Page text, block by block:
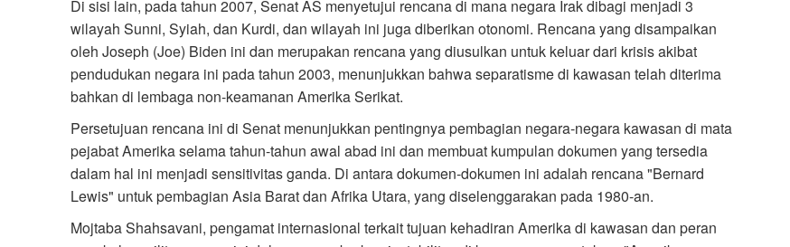
Di sisi lain, pada tahun 2007, Senat AS menyetujui rencana di mana negara Irak dibagi menjadi 3
wilayah Sunni, Syiah, dan Kurdi, dan wilayah ini juga diberikan otonomi. Rencana yang disampaikan
oleh Joseph (Joe) Biden ini dan merupakan rencana yang diusulkan untuk keluar dari krisis akibat
pendudukan negara ini pada tahun 2003, menunjukkan bahwa separatisme di kawasan telah diterima
bahkan di lembaga non-keamanan Amerika Serikat.
Persetujuan rencana ini di Senat menunjukkan pentingnya pembagian negara-negara kawasan di mata
pejabat Amerika selama tahun-tahun awal abad ini dan membuat kumpulan dokumen yang tersedia
dalam hal ini menjadi sensitivitas ganda. Di antara dokumen-dokumen ini adalah rencana "Bernard
Lewis" untuk pembagian Asia Barat dan Afrika Utara, yang diselenggarakan pada 1980-an.
Mojtaba Shahsavani, pengamat internasional terkait tujuan kehadiran Amerika di kawasan dan peran